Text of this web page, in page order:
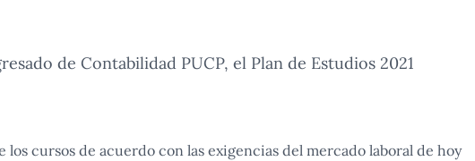
de Contabilidad PUCP, el Plan de Estudios 2021
los cursos de acuerdo con las exigencias del mercado laboral de hoy